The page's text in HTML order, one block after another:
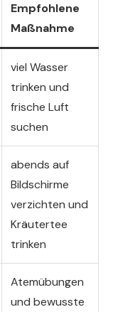
Empfohlene
Maßnahme
viel Wasser
trinken und
frische Luft
suchen
abends auf
Bildschirme
verzichten und
Kräutertee
trinken
Atemübungen
und bewusste